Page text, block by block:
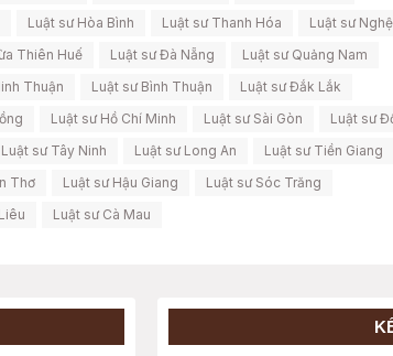
Luật sư Hòa Bình Luật sư Thanh Hóa
Luật sư
Thiên Huế Luật sư Đà Nẵng
Luật sư Quảng Nam
Thuận Luật sư Bình Thuận
Luật sư Đắk Lắk
Luật sư Hồ Chí Minh Luật sư Sài Gòn
Luật sư
Luật sư Tây Ninh Luật sư Long An
Luật sư Tiền Giang
Thơ Luật sư Hậu Giang
Luật sư Sóc Trăng
Luật sư Cà Mau